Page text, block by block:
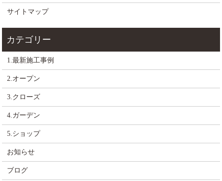
サイトマップ
1.最新施工事例
2.オープン
3.クローズ
4.ガーデン
5.ショップ
お知らせ
ブログ